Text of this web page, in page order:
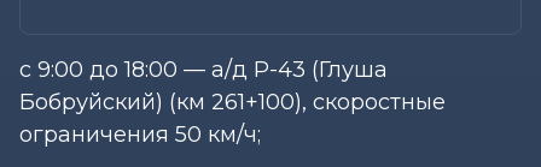
с 9:00 до 18:00 — а/д Р-43 (Глуша
Бобруйский) (км 261+100), скоростные
ограничения 50 км/ч;